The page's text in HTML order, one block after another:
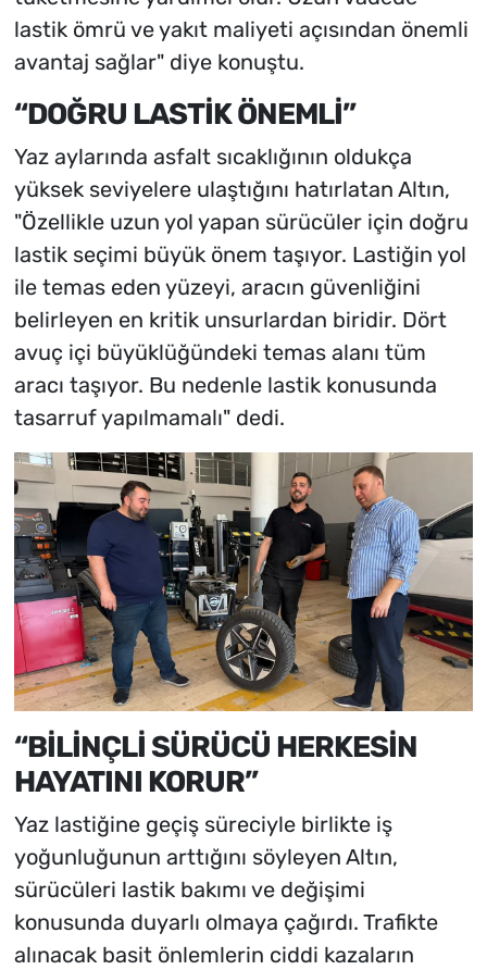
lastik ömrü ve yakıt maliyeti açısından önemli
avantaj sağlar" diye konuştu.
“DOĞRU LASTİK ÖNEMLİ”
Yaz aylarında asfalt sıcaklığının oldukça
yüksek seviyelere ulaştığını hatırlatan Altın,
"Özellikle uzun yol yapan sürücüler için doğru
lastik seçimi büyük önem taşıyor. Lastiğin yol
ile temas eden yüzeyi, aracın güvenliğini
belirleyen en kritik unsurlardan biridir. Dört
avuç içi büyüklüğündeki temas alanı tüm
aracı taşıyor. Bu nedenle lastik konusunda
tasarruf yapılmamalı" dedi.
“BİLİNÇLİ SÜRÜCÜ HERKESİN
HAYATINI KORUR”
Yaz lastiğine geçiş süreciyle birlikte iş
yoğunluğunun arttığını söyleyen Altın,
sürücüleri lastik bakımı ve değişimi
konusunda duyarlı olmaya çağırdı. Trafikte
alınacak basit önlemlerin ciddi kazaların